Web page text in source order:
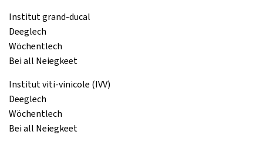
Institut grand-ducal
Deeglech
Wöchentlech
Bei all Neiegkeet
Institut viti-vinicole (IVV)
Deeglech
Wöchentlech
Bei all Neiegkeet